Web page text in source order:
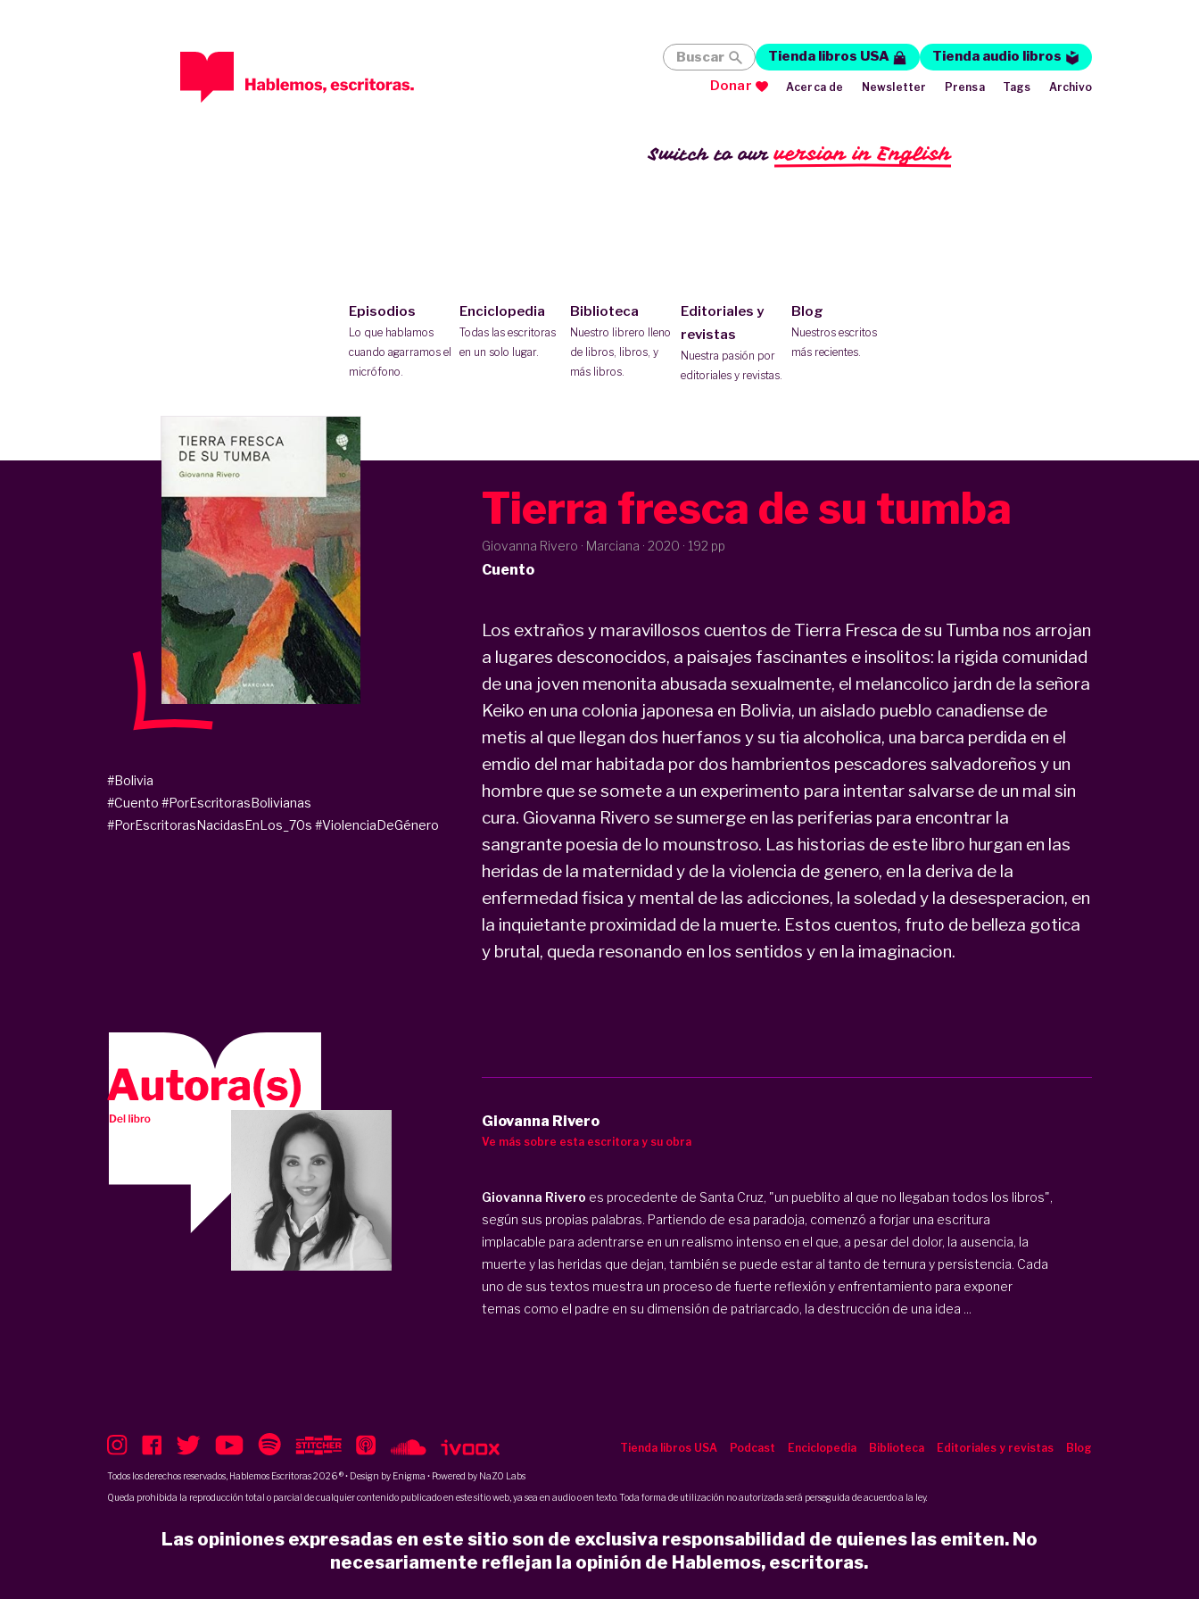
Switch to ourversion in English
Episodios
Lo que hablamos
cuando agarramos el
micrófono.
Enciclopedia
Todas las escritoras
en un solo lugar.
Biblioteca
Nuestro librero lleno
de libros, libros, y
más libros.
Editoriales y
revistas
Nuestra pasión por
editoriales y revistas.
Blog
Nuestros escritos
más recientes.
Buscar Tienda libros USA
Tienda audio libros
Donar
Acerca de Newsletter Prensa Tags Archivo
Tierra fresca de su tumba
Giovanna Rivero · Marciana · 2020 · 192 pp
Cuento
Los extraños y maravillosos cuentos de Tierra Fresca de su Tumba nos arrojan
a lugares desconocidos, a paisajes fascinantes e insolitos: la rigida comunidad
de una joven menonita abusada sexualmente, el melancolico jardn de la señora
Keiko en una colonia japonesa en Bolivia, un aislado pueblo canadiense de
metis al que llegan dos huerfanos y su tia alcoholica, una barca perdida en el
emdio del mar habitada por dos hambrientos pescadores salvadoreños y un
hombre que se somete a un experimento para intentar salvarse de un mal sin
cura. Giovanna Rivero se sumerge en las periferias para encontrar la
sangrante poesia de lo mounstroso. Las historias de este libro hurgan en las
heridas de la maternidad y de la violencia de genero, en la deriva de la
enfermedad fisica y mental de las adicciones, la soledad y la desesperacion, en
la inquietante proximidad de la muerte. Estos cuentos, fruto de belleza gotica
y brutal, queda resonando en los sentidos y en la imaginacion.
#Bolivia
#Cuento #PorEscritorasBolivianas
#PorEscritorasNacidasEnLos_70s #ViolenciaDeGénero
Giovanna Rivero
Ve más sobre esta escritora y su obra
Giovanna Rivero es procedente de Santa Cruz, "un pueblito al que no llegaban todos los libros",
según sus propias palabras. Partiendo de esa paradoja, comenzó a forjar una escritura
implacable para adentrarse en un realismo intenso en el que, a pesar del dolor, la ausencia, la
muerte y las heridas que dejan, también se puede estar al tanto de ternura y persistencia. Cada
uno de sus textos muestra un proceso de fuerte reflexión y enfrentamiento para exponer
temas como el padre en su dimensión de patriarcado, la destrucción de una idea ...
Tienda libros USA Podcast Enciclopedia Biblioteca Editoriales y revistas Blog
Todos los derechos reservados, Hablemos Escritoras 2026 ® • Design by Enigma • Powered by NaZO Labs
Queda prohibida la reproducción total o parcial de cualquier contenido publicado en este sitio web, ya sea en audio o en texto. Toda forma de utilización no autorizada será perseguida de acuerdo a la ley.
Las opiniones expresadas en este sitio son de exclusiva responsabilidad de quienes las emiten. No
necesariamente reflejan la opinión de Hablemos, escritoras.